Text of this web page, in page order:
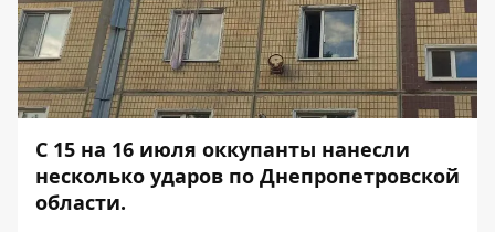
С 15 на 16 июля оккупанты нанесли
несколько ударов по Днепропетровской
области.